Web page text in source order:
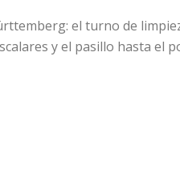
el turno de
y el pasillo hasta el